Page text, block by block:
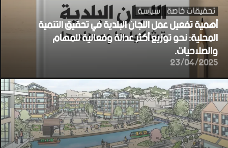
تحقيقات خاصة سياسة
أهمية تفعيل عمل اللجان البلدية في تحقيق التنمية
المحلية: نحو توزيع أكثر عدالة وفعالية للمهام
والصلاحيات.
23/04/2025